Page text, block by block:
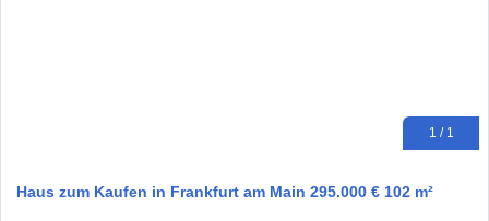
1 / 1
Haus zum Kaufen in Frankfurt am Main 295.000 € 102 m²